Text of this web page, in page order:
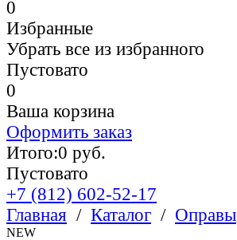
0
Избранные
Убрать все из избранного
Пустовато
0
Ваша корзина
Оформить заказ
Итого:0 руб.
Пустовато
+7 (812) 602-52-17
Главная / Каталог / Оправы
NEW